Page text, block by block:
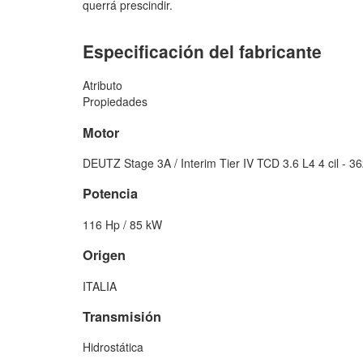
querrá prescindir.
Especificación del fabricante
Atributo
Propiedades
Motor
DEUTZ Stage 3A / Interim Tier IV TCD 3.6 L4 4 cil -
Potencia
116 Hp / 85 kW
Origen
ITALIA
Transmisión
Hidrostática